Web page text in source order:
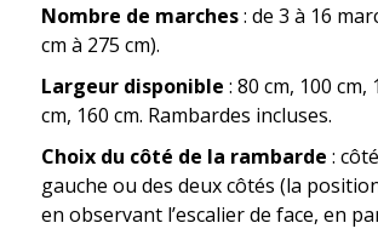
Nombre de marches: de 3 à 16
cm à 275 cm).
Largeur disponible : 80 cm, 100 cm,
cm, 160 cm. Rambardes incluses.
Choix du côté de la rambarde :
gauche ou des deux côtés (la
en observant l’escalier de face, en